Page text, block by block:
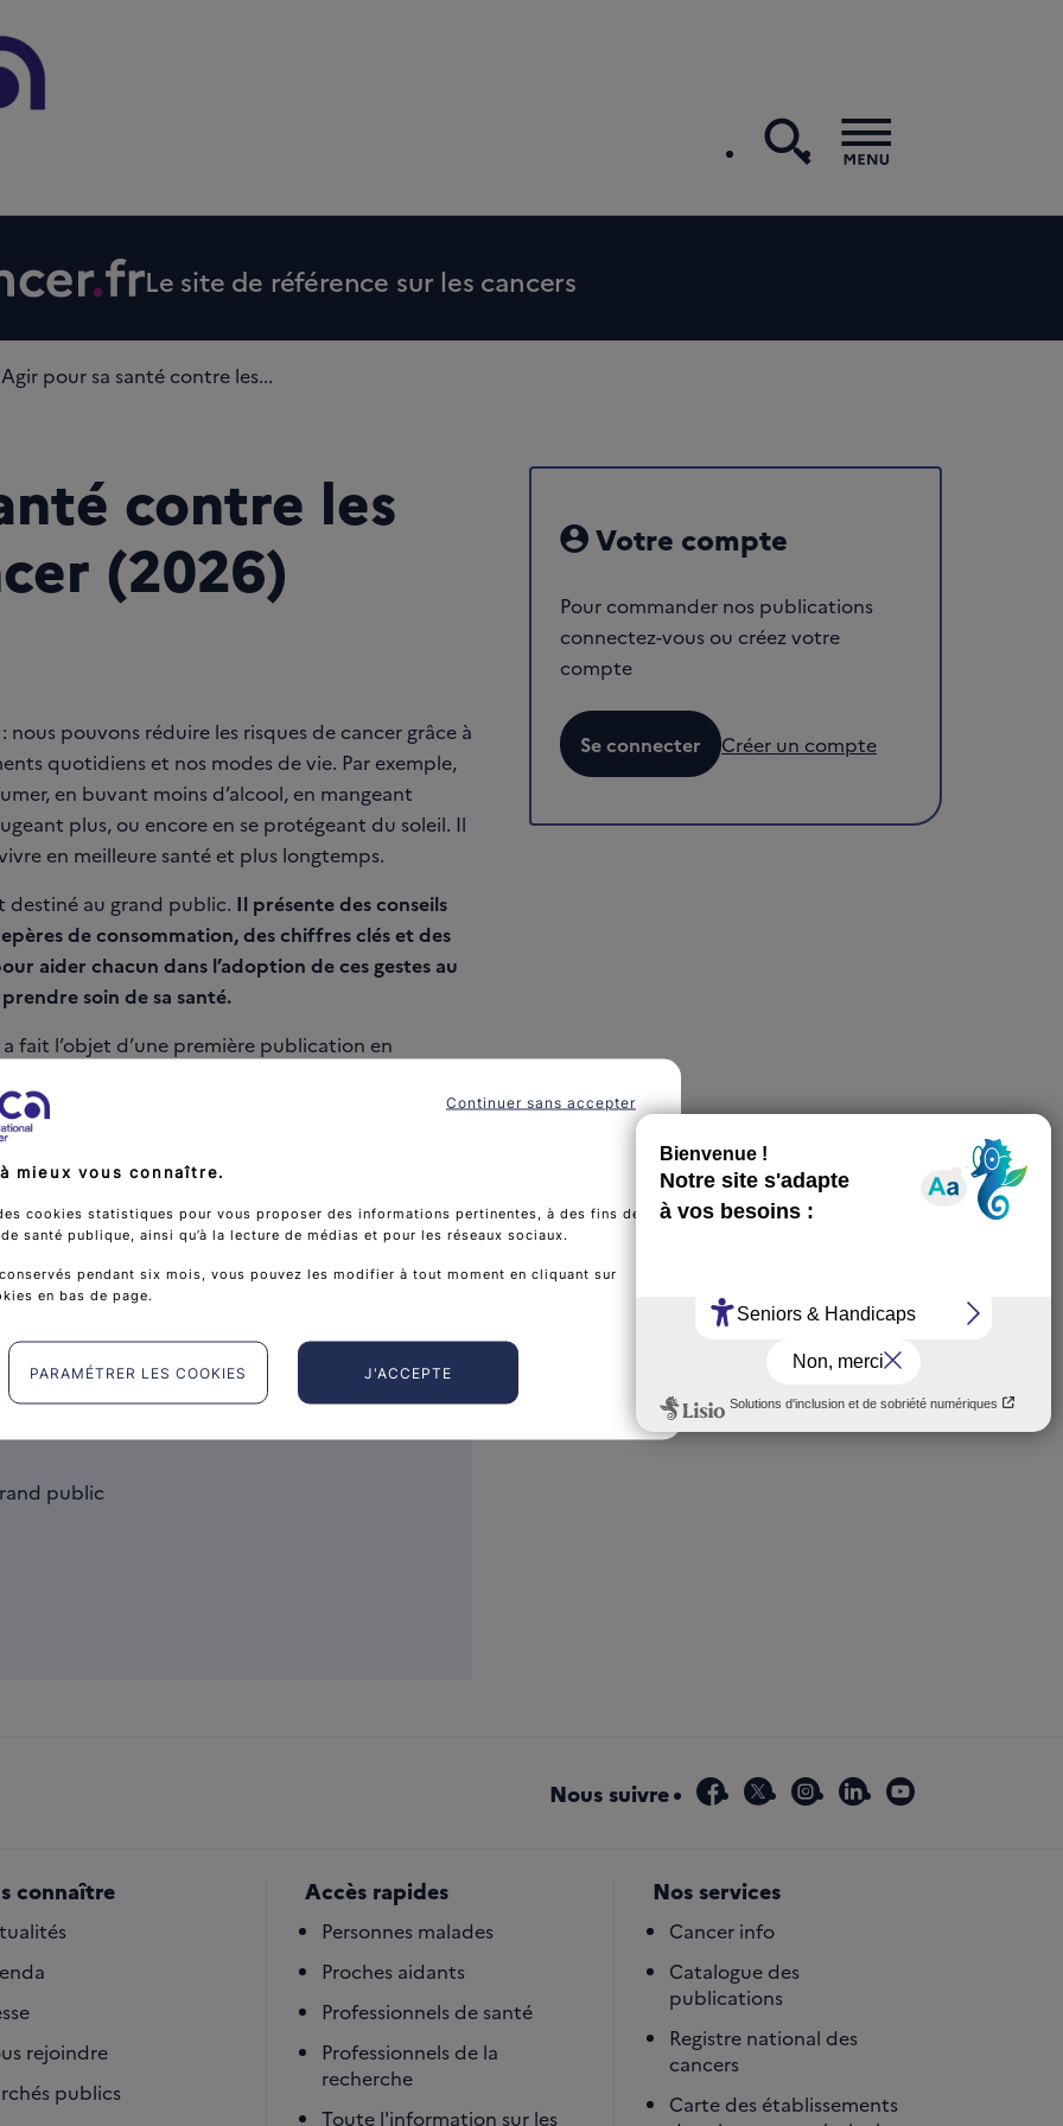
recherche
Menu
Le site de référence sur les cancers
Agir pour sa santé contre les...
contre les
(2026)
nous pouvons réduire les risques de cancer grâce à
quotidiens et nos modes de vie. Par exemple,
en buvant moins d’alcool, en mangeant
plus, ou encore en se protégeant du soleil. Il
en meilleure santé et plus longtemps.
destiné au grand public. Il présente des conseils
de consommation, des chiffres clés et des
aider chacun dans l’adoption de ces gestes au
soin de sa santé.
fait l’objet d’une première publication en
brochure en ligne
MB) Agir pour sa santé - février 2026 (PDF - 10 MB)
Recevoir gratuitement
public
Votre compte
Pour commander nos publications
connectez-vous ou créez votre
compte
Se connecter Créer un compte
Nous suivre facebook
x instagram
linkedinyoutube
connaître
rejoindre
publics
Accès rapides
Personnes malades
Proches aidants
Professionnels de santé
Professionnels de la
recherche
Toute l'information sur les
Nos services
Cancer info
Catalogue des
publications
Registre national des
cancers
Carte des établissements
mieux vous connaître.
cookies statistiques pour vous proposer des informations pertinentes, à des fins de
santé publique, ainsi qu’à la lecture de médias et pour les réseaux sociaux.
pendant six mois, vous pouvez les modifier à tout moment en cliquant sur
en bas de page.
J'ACCEPTE
PARAMÉTRER LES COOKIES
Continuer sans accepter